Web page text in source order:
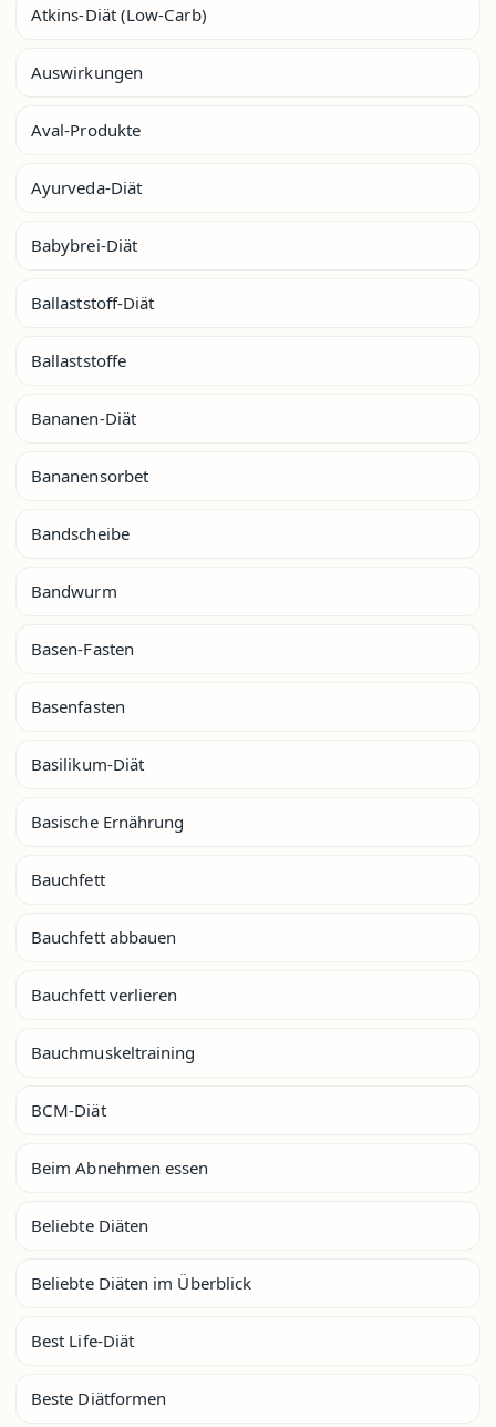
Atkins-Diät (Low-Carb)
Auswirkungen
Aval-Produkte
Ayurveda-Diät
Babybrei-Diät
Ballaststoff-Diät
Ballaststoffe
Bananen-Diät
Bananensorbet
Bandscheibe
Bandwurm
Basen-Fasten
Basenfasten
Basilikum-Diät
Basische Ernährung
Bauchfett
Bauchfett abbauen
Bauchfett verlieren
Bauchmuskeltraining
BCM-Diät
Beim Abnehmen essen
Beliebte Diäten
Beliebte Diäten im Überblick
Best Life-Diät
Beste Diätformen